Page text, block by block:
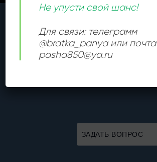
ЗАДАТЬ ВОПРОС
Не упусти свой шанс!
Для связи: телеграмм
@bratka_panya или почта
pasha850@ya.ru